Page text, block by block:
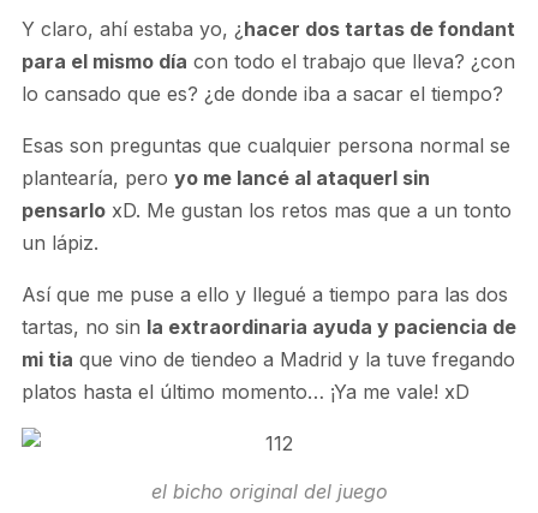
Y claro, ahí estaba yo, ¿ hacer dos tartas de fondant
para el mismo día con todo el trabajo que lleva? ¿con
lo cansado que es? ¿de donde iba a sacar el tiempo?
Esas son preguntas que cualquier persona normal se
plantearía, pero yo me lancé al ataquerl sin
pensarloxD. Me gustan los retos mas que a un tonto
un lápiz.
Así que me puse a ello y llegué a tiempo para las dos
tartas, no sin la extraordinaria ayuda y paciencia de
mi tia que vino de tiendeo a Madrid y la tuve fregando
platos hasta el último momento… ¡Ya me vale! xD
el bicho original del juego